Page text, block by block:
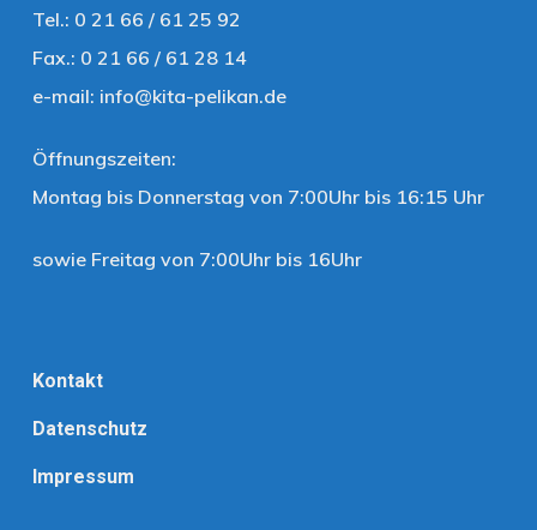
Tel.: 0 21 66 / 61 25 92
Fax.: 0 21 66 / 61 28 14
e-mail: info@kita-pelikan.de
Öffnungszeiten:
Montag bis Donnerstag von 7:00Uhr bis 16:15 Uhr
sowie Freitag von 7:00Uhr bis 16Uhr
Kontakt
Datenschutz
Impressum